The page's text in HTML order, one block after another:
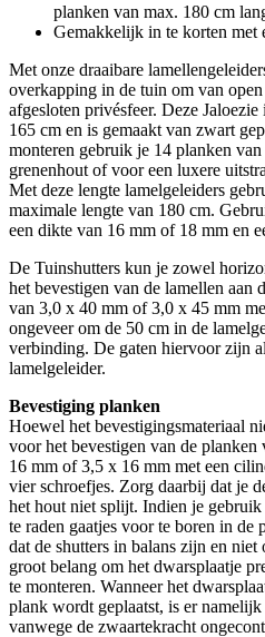
planken van max. 180 cm
Gemakkelijk in te korten met
Met onze draaibare
overkapping in de tuin om van
afgesloten privésfeer. Deze
165 cm en is gemaakt van zwart
monteren gebruik je 14 planken
grenenhout of voor een luxere
Met deze lengte lamelgeleiders
maximale lengte van 180 cm.
een dikte van 16 mm of 18 mm en
De Tuinshutters kun je zowel
het bevestigen van de lamellen aan
van 3,0 x 40 mm of 3,0 x 45 mm
ongeveer om de 50 cm in de
verbinding. De gaten hiervoor zijn
lamelgeleider.
Bevestiging planken
Hoewel het bevestigingsmateriaal
voor het bevestigen van de
16 mm of 3,5 x 16 mm met een
vier schroefjes. Zorg daarbij dat je
het hout niet splijt. Indien je
te raden gaatjes voor te boren in de
dat de shutters in balans zijn en
groot belang om het dwarsplaatje
te monteren. Wanneer het
plank wordt geplaatst, is er namelijk
vanwege de zwaartekracht